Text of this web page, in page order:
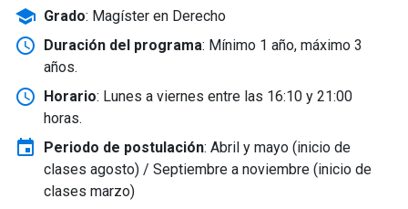
school Grado: Magíster en Derecho
schedule Duración del programa: Mínimo 1 año, máximo 3
años.
schedule Horario: Lunes a viernes entre las 16:10 y 21:00
horas.
event Periodo de postulación: Abril y mayo (inicio de
clases agosto) / Septiembre a noviembre (inicio de
clases marzo)